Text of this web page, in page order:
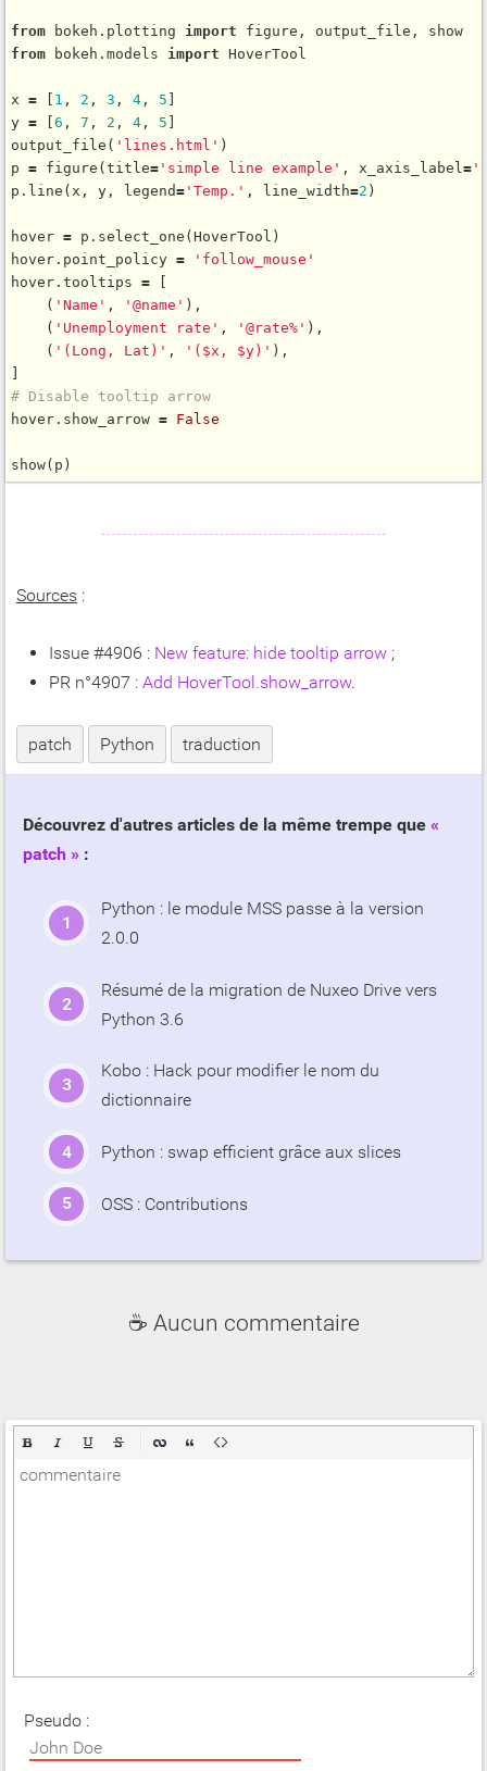
from bokeh.plotting import
from bokeh.models import HoverTool
x = 1 , 2 , 3 , 4 , 5
y = 6 , 7 , 2 , 4 , 5
output_file ( 'lines.html' )
p = figure (title= 'simple line example' , x_axis_label=
p. line (x, y, legend= 'Temp.' , line_width=2 )
hover = p. select_one (HoverTool)
hover.point_policy =
'follow_mouse'
hover.tooltips =
    (
'Name' , '@name' ),
    (
'Unemployment rate' , '@rate%' ),
    (
'(Long, Lat)' , '($x, $y)' ),
# Disable tooltip arrow
hover.show_arrow = False
show
Sources :
Issue #4906 : New feature: hide tooltip arrow ;
PR n°4907 : Add HoverTool.show_arrow.
patch Python traduction
Découvrez d'autres articles de la même trempe que
patch
:
Python : le module MSS passe à la version
2.0.0
Résumé de la migration de Nuxeo Drive vers
Python 3.6
Kobo : Hack pour modifier le nom du
dictionnaire
Python : swap efficient grâce aux slices
OSS : Contributions
☕ Aucun commentaire
Pseudo :